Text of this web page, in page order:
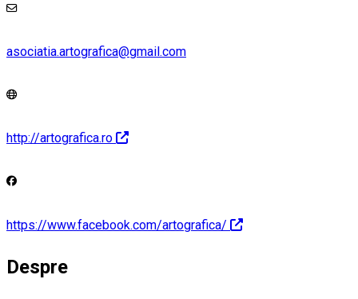
asociatia.artografica@gmail.com
http://artografica.ro
https://www.facebook.com/artografica/
Despre